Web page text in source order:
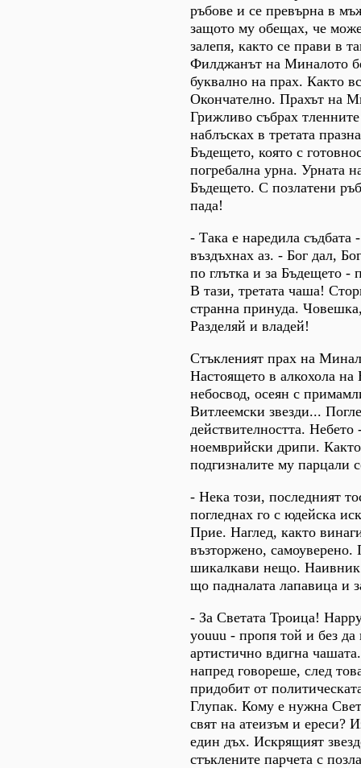
ръбове и се превърна в
защото му обещах, че
залепя, както се прави в
Филджанът на Миналото
буквално на прах. Както
Окончателно. Прахът на
Грижливо събрах
наблъсках в третата
Бъдещето, която с
погребална урна. Урната
Бъдещето. С позлатени
пада!
- Така е наредила съдбата
въздъхнах аз. - Бог дал,
по глътка и за Бъдещето -
В тази, третата чаша!
странна принуда.
Разделяй и владей!
Стъкленият прах на
Настоящето в алкохола на
небосвод, осеян с
Витлеемски звезди...
действителността.
ноемврийски дрипи.
подгизналите му парцали
- Нека този, последният
погледнах го с юдейска
Прие. Наглед, както
възторжено, самоуверено.
шикалкави нещо.
що падналата лапавица и
- За Светата Троица!
youuu - пропя той и без да
артистично вдигна
напред говореше, след
придобит от
Глупак. Кому е нужна
свят на атеизъм и ереси?
един дъх. Искрящият
стъклените парчета с